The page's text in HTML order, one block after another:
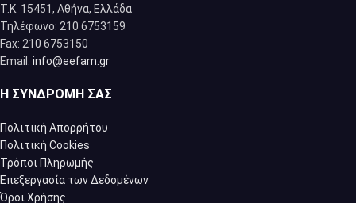
Τ.Κ. 15451, Αθήνα, Eλλάδα
Τηλέφωνο: 210 6753159
Fax: 210 6753150
Email: info@eefam.gr
Η ΣΥΝΔΡΟΜΉ ΣΑΣ
Πολιτική Απορρήτου
Πολιτική Cookies
Τρόποι Πληρωμής
Επεξεργασία των Δεδομένων
Όροι Χρήσης